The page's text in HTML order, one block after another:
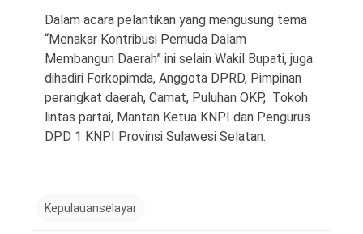
Dalam acara pelantikan yang mengusung tema
“Menakar Kontribusi Pemuda Dalam
Membangun Daerah” ini selain Wakil Bupati, juga
dihadiri Forkopimda, Anggota DPRD, Pimpinan
perangkat daerah, Camat, Puluhan OKP, Tokoh
lintas partai, Mantan Ketua KNPI dan Pengurus
DPD 1 KNPI Provinsi Sulawesi Selatan.
Kepulauanselayar